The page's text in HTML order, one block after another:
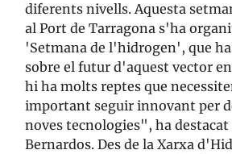
diferents nivells. Aquesta
al Port de Tarragona s'ha
'Setmana de l'hidrogen', que
sobre el futur d'aquest vector
hi ha molts reptes que
important seguir innovant per
noves tecnologies", ha destacat
Bernardos. Des de la Xarxa